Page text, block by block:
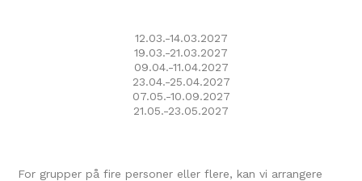
12.03.-14.03.2027
19.03.-21.03.2027
09.04.-11.04.2027
23.04.-25.04.2027
07.05.-10.09.2027
21.05.-23.05.2027
For grupper på fire personer eller flere, kan vi arrangere